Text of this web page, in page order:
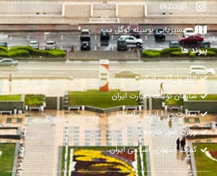
@irkzcc
مسیریابی بوسیله گوگل مپ
پیوند ها
اتاق بازرگانی ایران
سازمان توسعه تجارت ایران
سفارت ج. ا ایران - آستانه
وزارت امور خارجه
گمرک جمهوری اسلامی ایران